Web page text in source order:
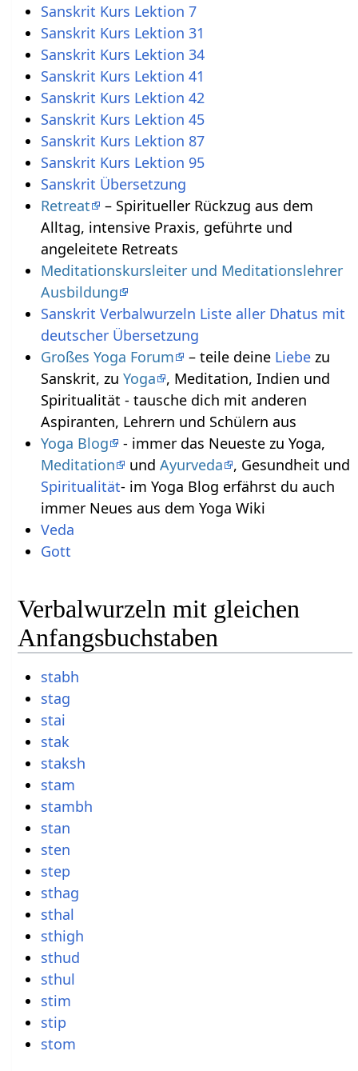
Sanskrit Kurs Lektion 7
Sanskrit Kurs Lektion 31
Sanskrit Kurs Lektion 34
Sanskrit Kurs Lektion 41
Sanskrit Kurs Lektion 42
Sanskrit Kurs Lektion 45
Sanskrit Kurs Lektion 87
Sanskrit Kurs Lektion 95
Sanskrit Übersetzung
Retreat
– Spiritueller Rückzug aus dem
Alltag, intensive Praxis, geführte und
angeleitete Retreats
Meditationskursleiter und Meditationslehrer
Ausbildung
Sanskrit Verbalwurzeln Liste aller Dhatus mit
deutscher Übersetzung
Großes Yoga Forum
– teile deine Liebezu
Sanskrit, zu Yoga
, Meditation, Indien und
Spiritualität - tausche dich mit anderen
Aspiranten, Lehrern und Schülern aus
Yoga Blog
- immer das Neueste zu Yoga,
Meditation
und Ayurveda
, Gesundheit und
Spiritualität- im Yoga Blog erfährst du auch
immer Neues aus dem Yoga Wiki
Veda
Gott
Verbalwurzeln mit gleichen
Anfangsbuchstaben
stabh
stag
stai
stak
staksh
stam
stambh
stan
sten
step
sthag
sthal
sthigh
sthud
sthul
stim
stip
stom